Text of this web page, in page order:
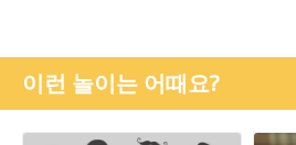
이런 놀이는 어때요?